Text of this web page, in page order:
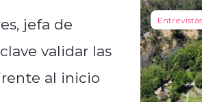
jefa de
validar las
al inicio
Entrevistas